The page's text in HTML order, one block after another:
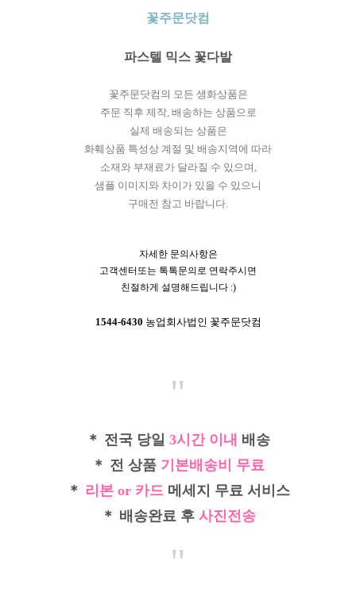
꽃주문닷컴
파스텔 믹스 꽃다발
꽃주문닷컴의 모든 생화상품은
주문 직후 제작, 배송하는 상품으로
실제 배송되는 상품은
화훼상품 특성상 계절 및 배송지역에 따라
소재와 부재료가 달라질 수 있으며,
샘플 이미지와 차이가 있을 수 있으니
구매전 참고 바랍니다.
자세한 문의사항은
고객센터또는 톡톡문의로 연락주시면
친절하게 설명해드립니다 :)
1544-6430 농업회사법인 꽃주문닷컴
"
＊ 전국 당일 3시간 이내 배송
＊ 전 상품 기본배송비 무료
＊ 리본 or 카드 메세지 무료 서비스
＊ 배송완료 후 사진전송
"